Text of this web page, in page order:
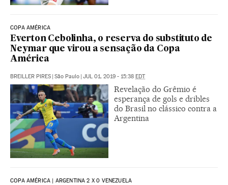
COPA AMÉRICA
Everton Cebolinha, o reserva do substituto de
Neymar que virou a sensação da Copa
América
BREILLER PIRES São Paulo JUL 01, 2019 - 15:38 EDT
Revelação do Grêmio é
esperança de gols e dribles
do Brasil no clássico contra a
Argentina
COPA AMÉRICA | ARGENTINA 2 X 0 VENEZUELA